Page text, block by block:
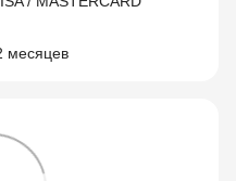
месяцев